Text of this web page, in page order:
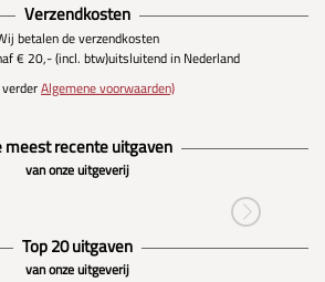
Verzendkosten
betalen de verzendkosten
€ 20,- (incl. btw)uitsluitend in Nederland
Algemene voorwaarden)
meest recente uitgaven
van onze uitgeverij
Top 20 uitgaven
van onze uitgeverij